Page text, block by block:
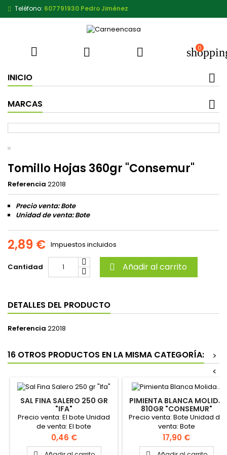
Teléfono: 607791930 Pedro Jiménez
   0
INICIO
MARCAS
Tomillo Hojas 360gr "Consemur"
Referencia 22018
Precio venta: Bote
Unidad de venta: Bote
2,89 € Impuestos incluidos
Cantidad  Añadir al carrito
DETALLES DEL PRODUCTO
Referencia 22018
16 OTROS PRODUCTOS EN LA MISMA CATEGORÍA:
>
<
SAL FINA SALERO 250 GR
"IFA"
Precio venta: El bote Unidad
de venta: El bote
Precio
0,46 €
PIMIENTA BLANCA MOLIDA
810GR "CONSEMUR"
Precio venta: Bote Unidad de
venta: Bote
Precio
17,90 €